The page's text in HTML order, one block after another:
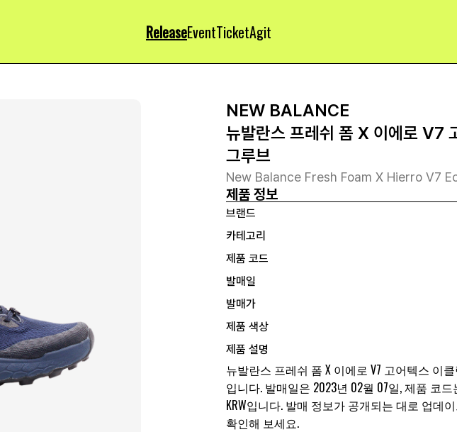
ReleaseEventTicketAgit
NEW BALANCE
뉴발란스 프레쉬 폼 X 이에로 V7
그루브
New Balance Fresh Foam X Hierro V7
제품 정보
브랜드
카테고리
제품 코드
발매일
발매가
제품 색상
제품 설명
뉴발란스 프레쉬 폼 X 이에로 V7 고어텍스 이
입니다. 발매일은 2023년 02월 07일, 제품 코드
KRW입니다. 발매 정보가 공개되는 대로 업데
확인해 보세요.